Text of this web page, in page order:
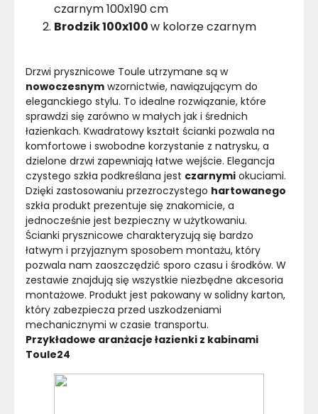
czarnym 100x190 cm
Brodzik 100x100w kolorze czarnym
Drzwi prysznicowe Toule utrzymane są w
nowoczesnym wzornictwie, nawiązującym do
eleganckiego stylu. To idealne rozwiązanie, które
sprawdzi się zarówno w małych jak i średnich
łazienkach. Kwadratowy kształt ścianki pozwala na
komfortowe i swobodne korzystanie z natrysku, a
dzielone drzwi zapewniają łatwe wejście. Elegancja
czystego szkła podkreślana jest czarnymi okuciami.
Dzięki zastosowaniu przezroczystego hartowanego
szkła produkt prezentuje się znakomicie, a
jednocześnie jest bezpieczny w użytkowaniu.
Ścianki prysznicowe charakteryzują się bardzo
łatwym i przyjaznym sposobem montażu, który
pozwala nam zaoszczędzić sporo czasu i środków. W
zestawie znajdują się wszystkie niezbędne akcesoria
montażowe. Produkt jest pakowany w solidny karton,
który zabezpiecza przed uszkodzeniami
mechanicznymi w czasie transportu.
Przykładowe aranżacje łazienki z kabinami
Toule24